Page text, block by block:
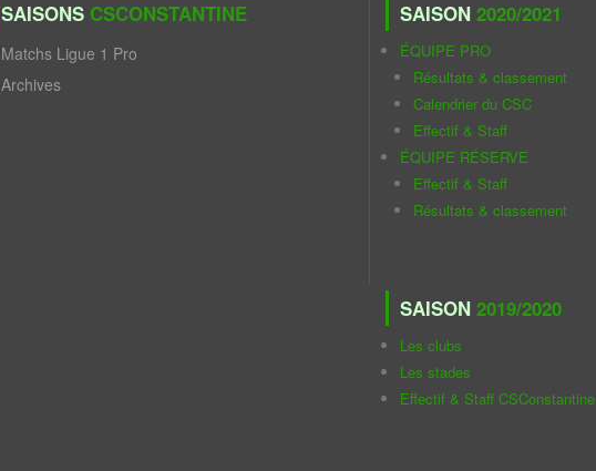
SAISONS CSCONSTANTINE
Matchs Ligue 1 Pro
Archives
SAISON 2020/2021
ÉQUIPE PRO
Résultats & classement
Calendrier du CSC
Effectif & Staff
ÉQUIPE RÉSERVE
Effectif & Staff
Résultats & classement
SAISON 2019/2020
Les clubs
Les stades
Effectif & Staff CSConstantine